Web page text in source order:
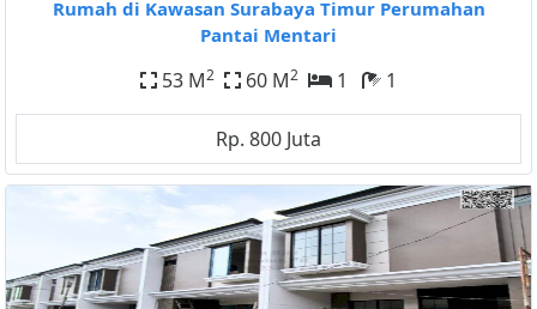
Rumah di Kawasan Surabaya Timur Perumahan
Pantai Mentari
53 M2 60 M2 1 1
Rp. 800 Juta